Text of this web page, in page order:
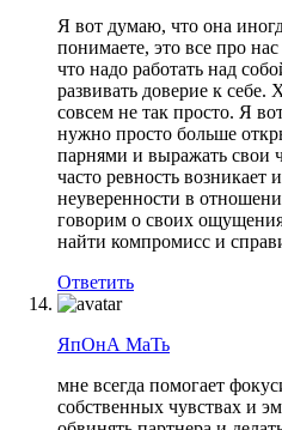
Я вот думаю, что она
понимаете, это все про
что надо работать над
развивать доверие к себе.
совсем не так просто. Я
нужно просто больше
парнями и выражать свои
часто ревность возникает
неуверенности в
говорим о своих
найти компромисс и
Ответить
ЯпОнА МаТь
мне всегда помогает
собственных чувствах и